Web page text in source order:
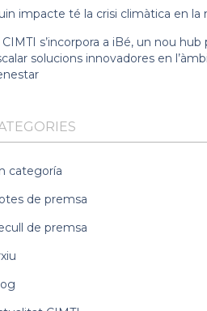
impacte té la crisi climàtica en la
CIMTI s’incorpora a iBé, un nou hub
solucions innovadores en
categoría
de premsa
de premsa